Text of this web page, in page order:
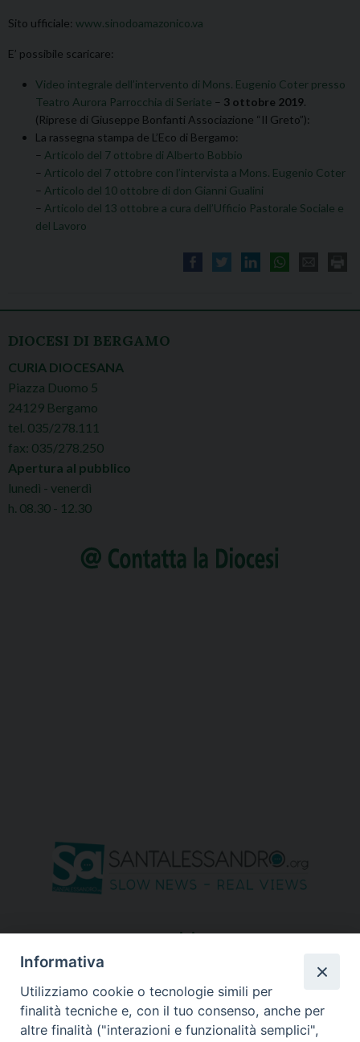
Sito ufficiale: www.sinodoamazonico.va
E’ possibile scaricare:
Video integrale dell’intervento di Mons. Eugenio Coter presso
Teatro Aurora Parrocchia di Seriate – 3 ottobre 2019.
(Riprese di Giuseppe Bonfanti Associazione “Il Greto”):
La rassegna stampa de L’Eco di Bergamo:
– Articolo del 7 ottobre di Alberto Bobbio
– Articolo del 7 ottobre con l’intervista a Mons. Eugenio Coter
– Articolo del 10 ottobre di don Gianni Gualini
– Articolo del 13 ottobre a cura dell’Ufficio Pastorale Sociale e
del Lavoro
DIOCESI DI BERGAMO
CURIA DIOCESANA
Piazza Duomo 5
24129 Bergamo
tel. 035/278.111
fax: 035/278.250
Apertura al pubblico
lunedì - venerdì
h. 08.30 - 12.30
seguici su
Informativa
Utilizziamo cookie o tecnologie simili per
finalità tecniche e, con il tuo consenso, anche per
altre finalità ("interazioni e funzionalità semplici",